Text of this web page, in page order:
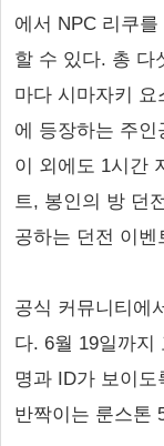
에서 NPC 리쿠
할 수 있다. 총 다
마다 시마자키
에 등장하는 주
이 외에도 1시간
트, 봉인의 방 던
공하는 던전 이
공식 커뮤니티에
다. 6월 19일까지
명과 ID가 보이
반짝이는 룬스톤